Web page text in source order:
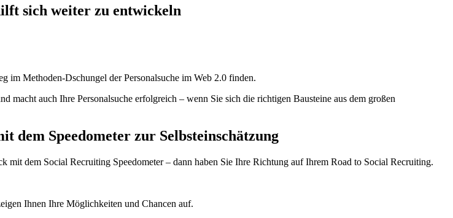
sich weiter zu entwickeln
im Methoden-Dschungel der Personalsuche im Web 2.0 finden.
macht auch Ihre Personalsuche erfolgreich – wenn Sie sich die richtigen Bausteine aus dem großen
dem Speedometer zur Selbsteinschätzung
mit dem Social Recruiting Speedometer – dann haben Sie Ihre Richtung auf Ihrem Road to Social Recruiting.
Ihnen Ihre Möglichkeiten und Chancen auf.